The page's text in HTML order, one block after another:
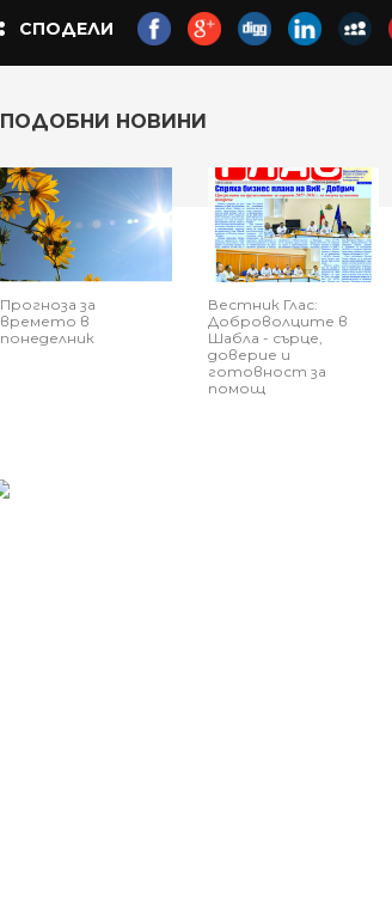
СПОДЕЛИ
ПОДОБНИ НОВИНИ
Прогноза за
времето в
понеделник
Вестник Глас:
Доброволците в
Шабла - сърце,
доверие и
готовност за
помощ